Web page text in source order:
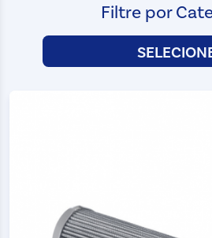
Filtre por